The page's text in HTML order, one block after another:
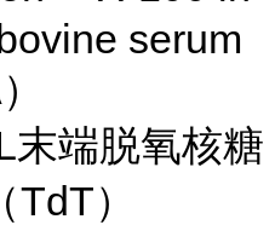
serum
末端脱氧核糖
TdT）